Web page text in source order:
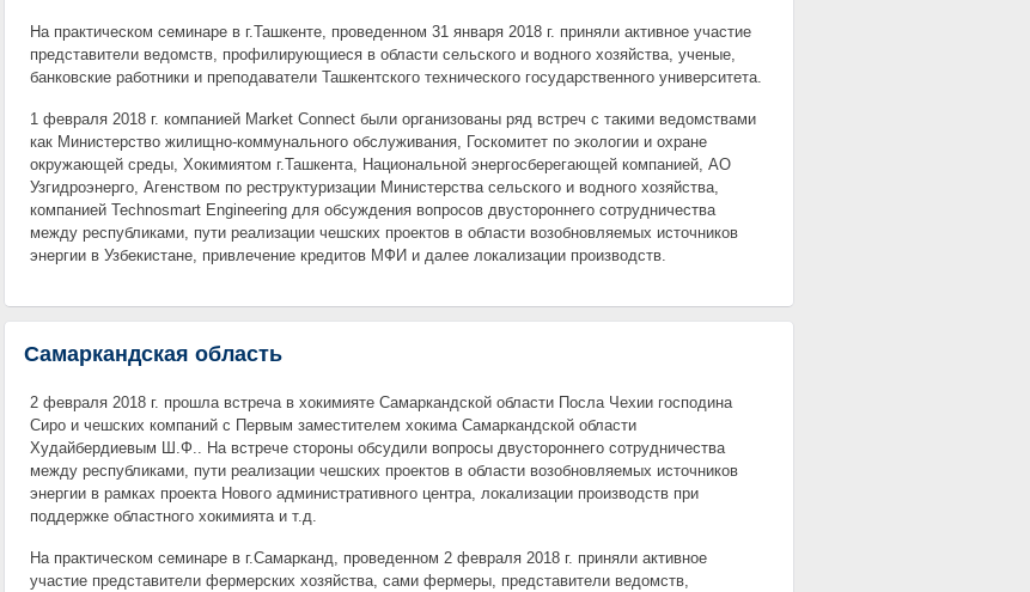
На практическом семинаре в г.Ташкенте, проведенном 31 января 2018 г. приняли активное участие
представители ведомств, профилирующиеся в области сельского и водного хозяйства, ученые,
банковские работники и преподаватели Ташкентского технического государственного университета.
1 февраля 2018 г. компанией Market Connect были организованы ряд встреч с такими ведомствами
как Министерство жилищно-коммунального обслуживания, Госкомитет по экологии и охране
окружающей среды, Хокимиятом г.Ташкента, Национальной энергосберегающей компанией, АО
Узгидроэнерго, Агенством по реструктуризации Министерства сельского и водного хозяйства,
компанией Technosmart Engineering для обсуждения вопросов двустороннего сотрудничества
между республиками, пути реализации чешских проектов в области возобновляемых источников
энергии в Узбекистане, привлечение кредитов МФИ и далее локализации производств.
Самаркандская область
2 февраля 2018 г. прошла встреча в хокимияте Самаркандской области Посла Чехии господина
Сиро и чешских компаний с Первым заместителем хокима Самаркандской области
Худайбердиевым Ш.Ф.. На встрече стороны обсудили вопросы двустороннего сотрудничества
между республиками, пути реализации чешских проектов в области возобновляемых источников
энергии в рамках проекта Нового административного центра, локализации производств при
поддержке областного хокимията и т.д.
На практическом семинаре в г.Самарканд, проведенном 2 февраля 2018 г. приняли активное
участие представители фермерских хозяйства, сами фермеры, представители ведомств,